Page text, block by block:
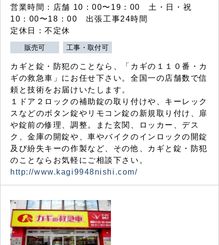
営業時間：店舗 10：00〜19：00 土・日・祝
10：00〜18：00 出張工事24時間
定休日：不定休
販売可 工事・取付可
カギと錠・防犯のことなら、「カギの１１０番・カ
ギの救急車」にお任せ下さい。全国一の店舗数で信
頼と技術をお届けいたします。
１ドア２ロックの補助錠の取り付けや、キーレック
スなどのボタン錠やリモコン錠の新規取り付け、扉
や錠前の修理、調整。また玄関、ロッカー、デス
ク、金庫の開錠や、車やバイクのインロックの開錠
及び紛失キーの作製など、その他、カギと錠・防犯
のことならお気軽にご相談下さい。
http://www.kagi9948nishi.com/